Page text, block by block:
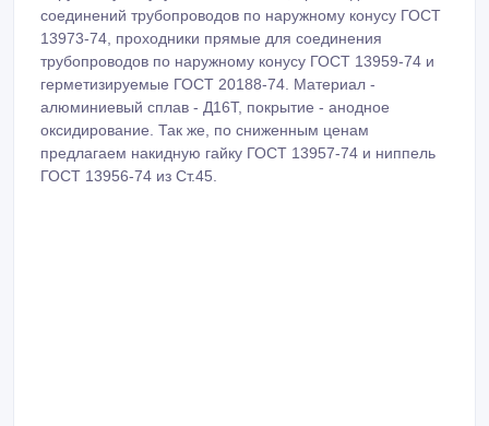
соединений трубопроводов по наружному конусу ГОСТ
13973-74, проходники прямые для соединения
трубопроводов по наружному конусу ГОСТ 13959-74 и
герметизируемые ГОСТ 20188-74. Материал -
алюминиевый сплав - Д16Т, покрытие - анодное
оксидирование. Так же, по сниженным ценам
предлагаем накидную гайку ГОСТ 13957-74 и ниппель
ГОСТ 13956-74 из Ст.45.